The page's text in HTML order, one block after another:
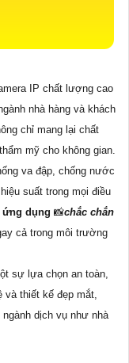
IP chất lượng cao
nhà hàng và khách
chỉ mang lại chất
mỹ cho không gian.
va đập, chống nước
suất trong mọi điều
dụng 📸chắc chắn
cả trong môi trường
sự lựa chọn an toàn,
và thiết kế đẹp mắt,
dịch vụ như nhà